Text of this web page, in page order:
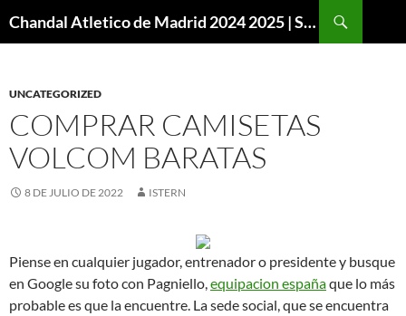
Chandal Atletico de Madrid 2024 2025 | SuperVigo
UNCATEGORIZED
COMPRAR CAMISETAS
VOLCOM BARATAS
8 DE JULIO DE 2022 ISTERN
Piense en cualquier jugador, entrenador o presidente y busque
en Google su foto con Pagniello,equipacion españaque lo más
probable es que la encuentre. La sede social, que se encuentra